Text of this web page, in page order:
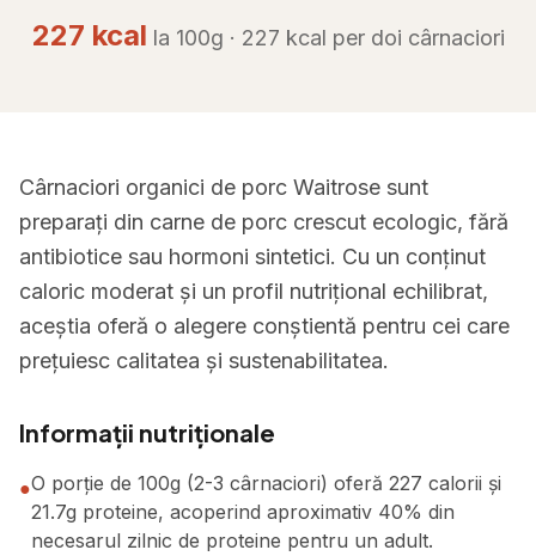
227 kcal la 100g · 227 kcal per doi cârnaciori
Cârnaciori organici de porc Waitrose sunt
preparați din carne de porc crescut ecologic, fără
antibiotice sau hormoni sintetici. Cu un conținut
caloric moderat și un profil nutrițional echilibrat,
aceștia oferă o alegere conștientă pentru cei care
prețuiesc calitatea și sustenabilitatea.
Informații nutriționale
●O porție de 100g (2-3 cârnaciori) oferă 227 calorii și
21.7g proteine, acoperind aproximativ 40% din
necesarul zilnic de proteine pentru un adult.